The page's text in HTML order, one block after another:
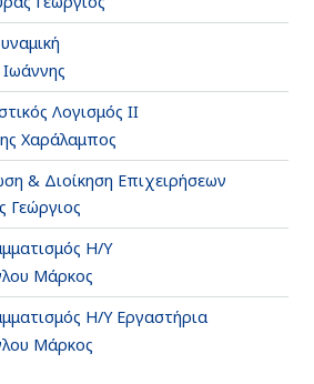
Ιωάννης
Λογισμός ΙΙ
Χαράλαμπος
& Διοίκηση Επιχειρήσεων
Γεώργιος
Η/Υ
Μάρκος
Η/Υ Εργαστήρια
Μάρκος